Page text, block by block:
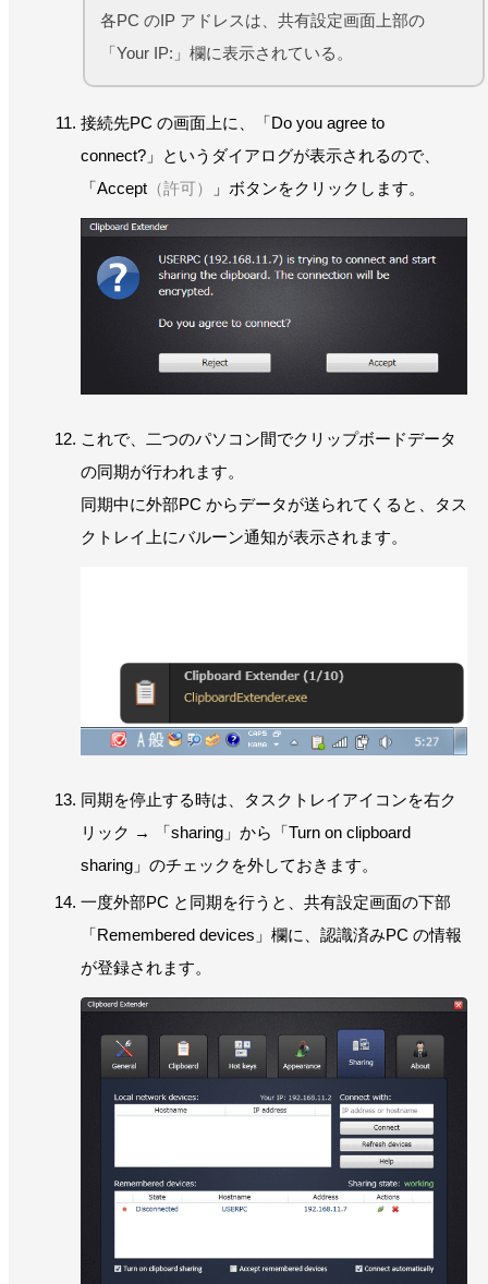
各PC のIP アドレスは、共有設定画面上部の
「Your IP:」欄に表示されている。
接続先PC の画面上に、「Do you agree to
connect?」というダイアログが表示されるので、
「Accept （許可） 」ボタンをクリックします。
これで、二つのパソコン間でクリップボードデータ
の同期が行われます。
同期中に外部PC からデータが送られてくると、タス
クトレイ上にバルーン通知が表示されます。
同期を停止する時は、タスクトレイアイコンを右ク
リック → 「sharing」から「Turn on clipboard
sharing」のチェックを外しておきます。
一度外部PC と同期を行うと、共有設定画面の下部
「Remembered devices」欄に、認識済みPC の情報
が登録されます。